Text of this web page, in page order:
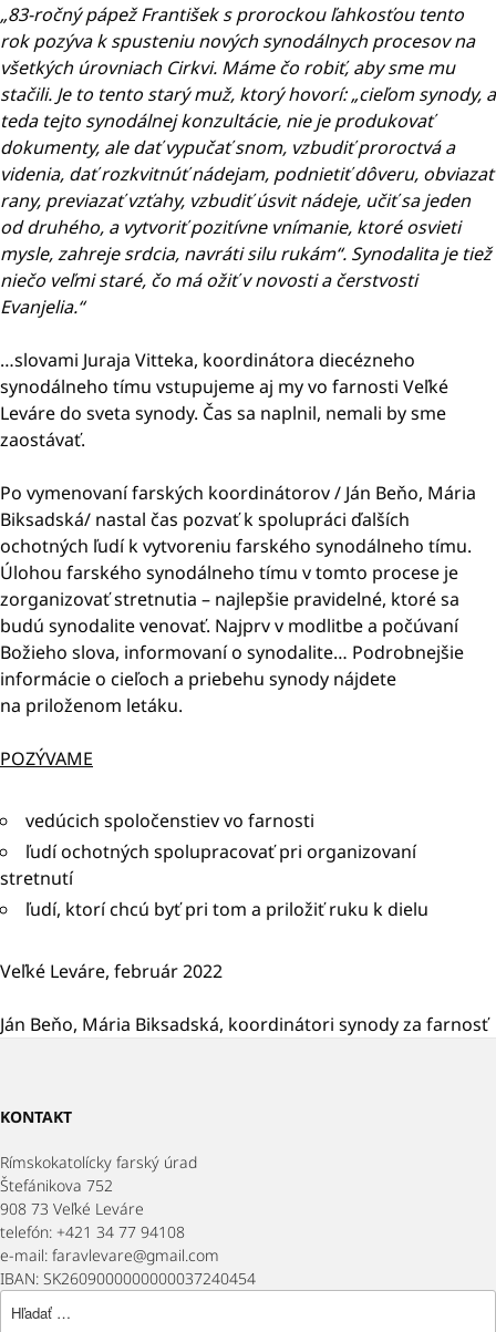
„83-ročný pápež František s prorockou ľahkosťou tento
rok pozýva k spusteniu nových synodálnych procesov na
všetkých úrovniach Cirkvi. Máme čo robiť, aby sme mu
stačili. Je to tento starý muž, ktorý hovorí: „cieľom synody, a
teda tejto synodálnej konzultácie, nie je produkovať
dokumenty, ale dať vypučať snom, vzbudiť proroctvá a
videnia, dať rozkvitnúť nádejam, podnietiť dôveru, obviazať
rany, previazať vzťahy, vzbudiť úsvit nádeje, učiť sa jeden
od druhého, a vytvoriť pozitívne vnímanie, ktoré osvieti
mysle, zahreje srdcia, navráti silu rukám“. Synodalita je tiež
niečo veľmi staré, čo má ožiť v novosti a čerstvosti
Evanjelia.“
…slovami Juraja Vitteka, koordinátora diecézneho
synodálneho tímu vstupujeme aj my vo farnosti Veľké
Leváre do sveta synody. Čas sa naplnil, nemali by sme
zaostávať.
Po vymenovaní farských koordinátorov / Ján Beňo, Mária
Biksadská/ nastal čas pozvať k spolupráci ďalších
ochotných ľudí k vytvoreniu farského synodálneho tímu.
Úlohou farského synodálneho tímu v tomto procese je
zorganizovať stretnutia – najlepšie pravidelné, ktoré sa
budú synodalite venovať. Najprv v modlitbe a počúvaní
Božieho slova, informovaní o synodalite… Podrobnejšie
informácie o cieľoch a priebehu synody nájdete
na priloženom letáku.
POZÝVAME
vedúcich spoločenstiev vo farnosti
ľudí ochotných spolupracovať pri organizovaní
stretnutí
ľudí, ktorí chcú byť pri tom a priložiť ruku k dielu
Veľké Leváre, február 2022
Ján Beňo, Mária Biksadská, koordinátori synody za farnosť
KONTAKT
Rímskokatolícky farský úrad
Štefánikova 752
908 73 Veľké Leváre
telefón: +421 34 77 94108
e-mail: faravlevare@gmail.com
IBAN: SK2609000000000037240454